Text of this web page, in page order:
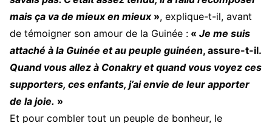
mais ça va de mieux en mieux», explique-t-il, avant
de témoigner son amour de la Guinée : « Je me suis
attaché à la Guinée et au peuple guinéen, assure-t-il.
Quand vous allez à Conakry et quand vous voyez ces
supporters, ces enfants, j’ai envie de leur apporter
de la joie. »
Et pour combler tout un peuple de bonheur, le